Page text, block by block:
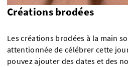
Créations brodées
Les créations brodées à la main
attentionnée de célébrer cette
pouvez ajouter des dates et des